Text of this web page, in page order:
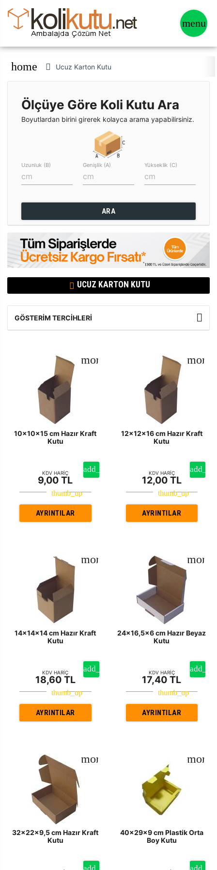
home Ucuz Karton Kutu
Ölçüye Göre Koli Kutu Ara
Boyutlardan birini girerek kolayca arama yapabilirsiniz.
Uzunluk (B) Genişlik (A) Yükseklik (C)
ARA
UCUZ KARTON KUTU
GÖSTERIM TERCIHLERI
10x10x15 cm Hazır Kraft
Kutu
KDV HARİÇ
9,00 TL
AYRINTILAR
12x12x16 cm Hazır Kraft
Kutu
KDV HARİÇ
12,00 TL
AYRINTILAR
14x14x14 cm Hazır Kraft
Kutu
KDV HARİÇ
18,60 TL
AYRINTILAR
24x16,5x6 cm Hazır Beyaz
Kutu
KDV HARİÇ
17,40 TL
AYRINTILAR
32x22x9,5 cm Hazır Kraft
Kutu
40x29x9 cm Plastik Orta
Boy Kutu